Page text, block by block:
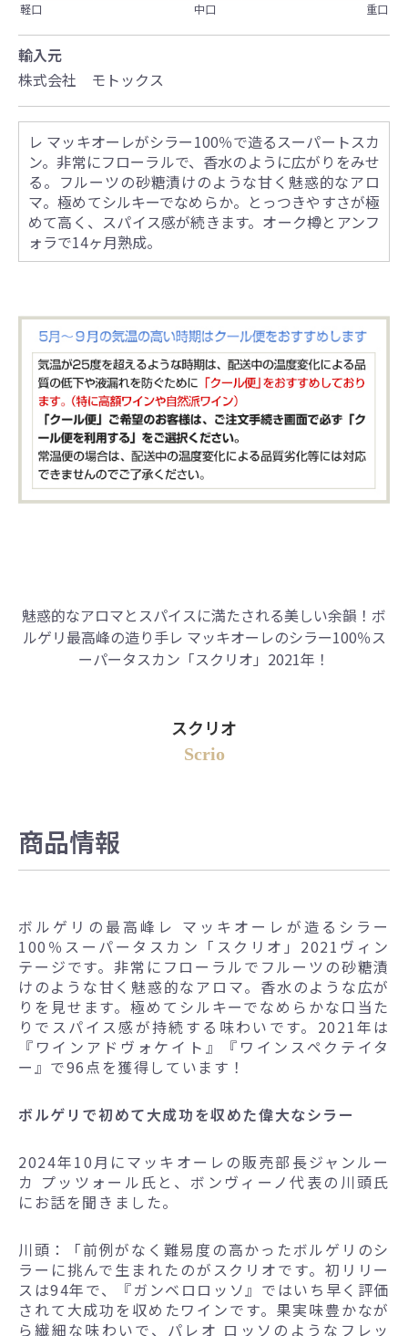
軽口
中口 重口
輸入元
株式会社 モトックス
レ マッキオーレがシラー100％で造るスーパートスカ
ン。非常にフローラルで、香水のように広がりをみせ
る。フルーツの砂糖漬けのような甘く魅惑的なアロ
マ。極めてシルキーでなめらか。とっつきやすさが極
めて高く、スパイス感が続きます。オーク樽とアンフ
ォラで14ヶ月熟成。
魅惑的なアロマとスパイスに満たされる美しい余韻！ ボ
ルゲリ最高峰の造り手レ マッキオーレのシラー100％ス
ーパータスカン「スクリオ」2021年！
スクリオ
Scrio
商品情報
ボルゲリの最高峰レ マッキオーレが造るシラー
100％スーパータスカン「スクリオ」2021ヴィン
テージです。非常にフローラルでフルーツの砂糖漬
けのような甘く魅惑的なアロマ。香水のような広が
りを見せます。極めてシルキーでなめらかな口当た
りでスパイス感が持続する味わいです。2021年は
『ワインアドヴォケイト』『ワインスペクテイタ
ー』で96点を獲得しています！
ボルゲリで初めて大成功を収めた偉大なシラー
2024年10月にマッキオーレの販売部長ジャンルー
カ プッツォール氏と、ボンヴィーノ代表の川頭氏
にお話を聞きました。
川頭：「前例がなく難易度の高かったボルゲリのシ
ラーに挑んで生まれたのがスクリオです。初リリー
スは94年で、『ガンベロロッソ』ではいち早く評価
されて大成功を収めたワインです。果実味豊かなが
ら繊細な味わいで、パレオ ロッソのようなフレッ